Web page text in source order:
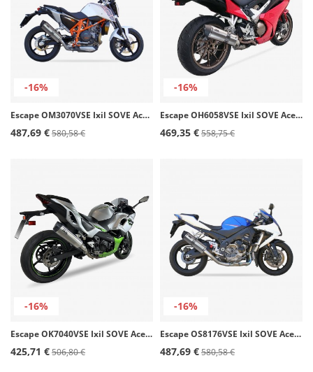
-16%
Escape OM3070VSE Ixil SOVE Acero para KTM Duke 690
487,69 €580,58 €
-16%
Escape OH6058VSE Ixil SOVE Acero para Honda VFR 800 F / X Crossrunner (14-20)
469,35 €558,75 €
-16%
Escape OK7040VSE Ixil SOVE Acero para Kawasaki Ninja 400/500 (18-24), Ninja 7 Hybrid , Z 400/Z 500 (19-24)
425,71 €506,80 €
-16%
Escape OS8176VSE Ixil SOVE Acero para Suzuki GSX 1000 R (07-08)
487,69 €580,58 €